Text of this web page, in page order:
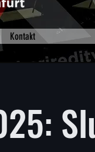
Kontakt